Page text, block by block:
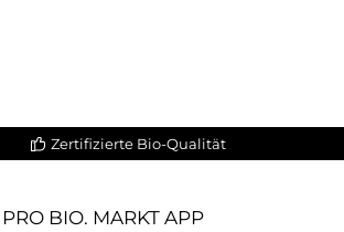
Zertifizierte Bio-Qualität
PRO BIO. MARKT APP